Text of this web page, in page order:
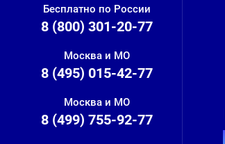
Бесплатно по России
8 (800) 301-20-77
Москва и МО
8 (495) 015-42-77
Москва и МО
8 (499) 755-92-77